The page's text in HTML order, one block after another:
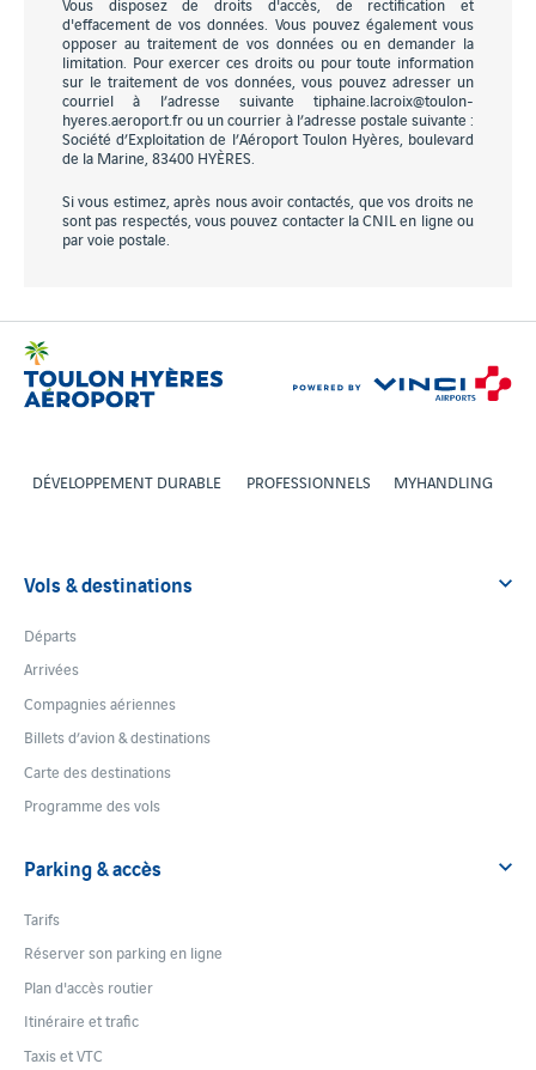
d'effacement de vos données. Vous pouvez également vous
opposer au traitement de vos données ou en demander la
limitation. Pour exercer ces droits ou pour toute information
sur le traitement de vos données, vous pouvez adresser un
courriel à l’adresse suivante tiphaine.lacroix@toulon-
hyeres.aeroport.fr ou un courrier à l’adresse postale suivante :
Société d’Exploitation de l’Aéroport Toulon Hyères, boulevard
de la Marine, 83400 HYÈRES.
Si vous estimez, après nous avoir contactés, que vos droits ne
sont pas respectés, vous pouvez contacter la CNIL en ligne ou
par voie postale.
DÉVELOPPEMENT DURABLE PROFESSIONNELS MYHANDLING
Vols & destinations
Départs
Arrivées
Compagnies aériennes
Billets d’avion & destinations
Carte des destinations
Programme des vols
Parking & accès
Tarifs
Réserver son parking en ligne
Plan d'accès routier
Itinéraire et trafic
Taxis et VTC